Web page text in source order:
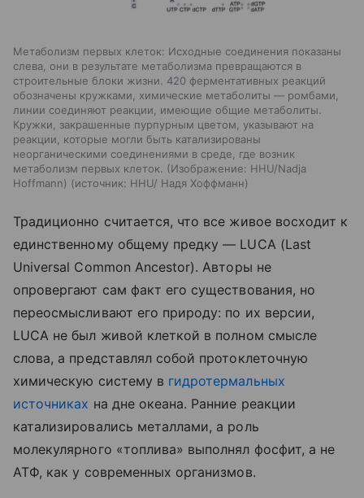
Метаболизм первых клеток: Исходные соединения показаны
слева, они в результате метаболизма превращаются в
строительные блоки жизни. 420 ферментативных реакций
обозначены кружками, химические метаболиты — ромбами,
линии соединяют реакции, имеющие общие метаболиты.
Кружки, закрашенные пурпурным цветом, указывают на
реакции, которые могли быть катализированы
неорганическими соединениями в среде, где возник
метаболизм первых клеток. (Изображение: HHU/Nadja
Hoffmann)
источник: HHU/ Надя Хоффманн
Традиционно считается, что все живое восходит к
единственному общему предку — LUCA (Last
Universal Common Ancestor). Авторы не
опровергают сам факт его существования, но
переосмысливают его природу: по их версии,
LUCA не был живой клеткой в полном смысле
слова, а представлял собой протоклеточную
химическую систему в гидротермальных
источниках на дне океана. Ранние реакции
катализировались металлами, а роль
молекулярного «топлива» выполнял фосфит, а не
АТФ, как у современных организмов.